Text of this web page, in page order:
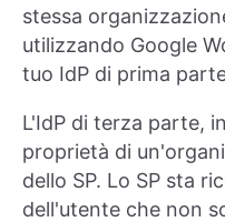
stessa
utilizzando Google
tuo IdP di prima
L'IdP di terza parte,
proprietà di
dello SP. Lo SP sta
dell'utente che non